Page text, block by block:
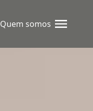
Quem somos